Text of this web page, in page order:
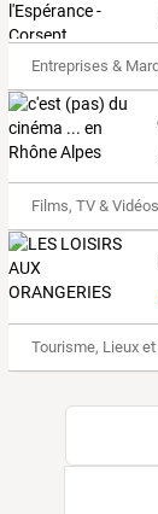
Entreprises &
Films, TV & Vidéos
Tourisme, Lieux et